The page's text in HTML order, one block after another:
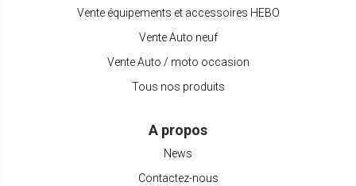
Vente équipements et accessoires HEBO
Vente Auto neuf
Vente Auto / moto occasion
Tous nos produits
A propos
News
Contactez-nous